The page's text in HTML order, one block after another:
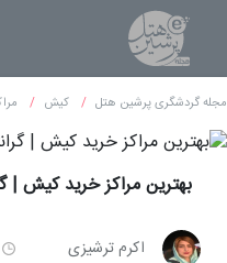
مجله گردشگری پرشین هتل کیش
بهترین مراکز خرید کیش |
اکرم ترشیزی